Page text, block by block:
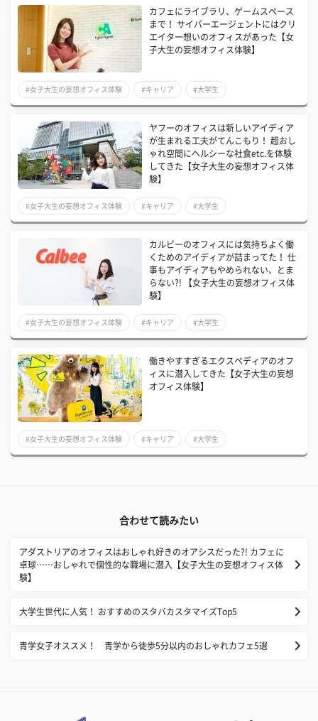
カフェにライブラリ、ゲームスペース
まで！ サイバーエージェントにはクリ
エイター想いのオフィスがあった【女
子大生の妄想オフィス体験】
#女子大生の妄想オフィス体験 #キャリア #大学生
ヤフーのオフィスは新しいアイディア
が生まれる工夫がてんこもり！ 超おし
ゃれ空間にヘルシーな社食etc.を体験
してきた【女子大生の妄想オフィス体
験】
#女子大生の妄想オフィス体験 #キャリア #大学生
カルビーのオフィスには気持ちよく働
くためのアイディアが詰まってた！ 仕
事もアイディアもやめられない、とま
らない?! 【女子大生の妄想オフィス体
験】
#女子大生の妄想オフィス体験 #キャリア #大学生
働きやすすぎるエクスペディアのオフ
ィスに潜入してきた【女子大生の妄想
オフィス体験】
#女子大生の妄想オフィス体験 #キャリア #大学生
合わせて読みたい
アダストリアのオフィスはおしゃれ好きのオアシスだった?! カフェに
卓球……おしゃれで個性的な職場に潜入【女子大生の妄想オフィス体
験】
大学生世代に人気！ おすすめのスタバカスタマイズTop5
青学女子オススメ！ 青学から徒歩5分以内のおしゃれカフェ5選